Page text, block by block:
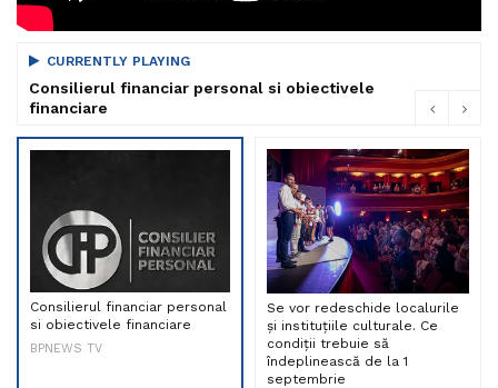
CURRENTLY PLAYING
Consilierul financiar personal si obiectivele
financiare
Consilierul financiar personal
si obiectivele financiare
BPNEWS TV
Se vor redeschide localurile
și instituțiile culturale. Ce
condiții trebuie să
îndeplinească de la 1
septembrie